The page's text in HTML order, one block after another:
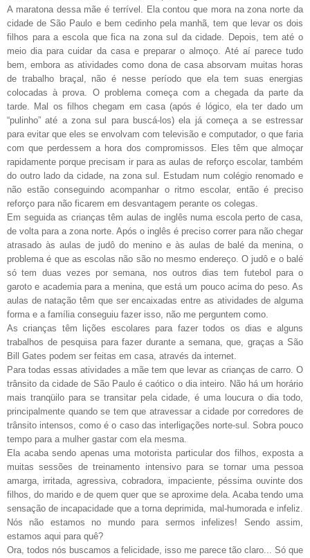
A maratona dessa mãe é terrível. Ela contou que mora na zona norte da
cidade de São Paulo e bem cedinho pela manhã, tem que levar os dois
filhos para a escola que fica na zona sul da cidade. Depois, tem até o
meio dia para cuidar da casa e preparar o almoço. Até aí parece tudo
bem, embora as atividades como dona de casa absorvam muitas horas
de trabalho braçal, não é nesse período que ela tem suas energias
colocadas à prova. O problema começa com a chegada da parte da
tarde. Mal os filhos chegam em casa (após é lógico, ela ter dado um
“pulinho” até a zona sul para buscá-los) ela já começa a se estressar
para evitar que eles se envolvam com televisão e computador, o que faria
com que perdessem a hora dos compromissos. Eles têm que almoçar
rapidamente porque precisam ir para as aulas de reforço escolar, também
do outro lado da cidade, na zona sul. Estudam num colégio renomado e
não estão conseguindo acompanhar o ritmo escolar, então é preciso
reforço para não ficarem em desvantagem perante os colegas.
Em seguida as crianças têm aulas de inglês numa escola perto de casa,
de volta para a zona norte. Após o inglês é preciso correr para não chegar
atrasado às aulas de judô do menino e às aulas de balé da menina, o
problema é que as escolas não são no mesmo endereço. O judô e o balé
só tem duas vezes por semana, nos outros dias tem futebol para o
garoto e academia para a menina, que está um pouco acima do peso. As
aulas de natação têm que ser encaixadas entre as atividades de alguma
forma e a família conseguiu fazer isso, não me perguntem como.
As crianças têm lições escolares para fazer todos os dias e alguns
trabalhos de pesquisa para fazer durante a semana, que, graças a São
Bill Gates podem ser feitas em casa, através da internet.
Para todas essas atividades a mãe tem que levar as crianças de carro. O
trânsito da cidade de São Paulo é caótico o dia inteiro. Não há um horário
mais tranqüilo para se transitar pela cidade, é uma loucura o dia todo,
principalmente quando se tem que atravessar a cidade por corredores de
trânsito intensos, como é o caso das interligações norte-sul. Sobra pouco
tempo para a mulher gastar com ela mesma.
Ela acaba sendo apenas uma motorista particular dos filhos, exposta a
muitas sessões de treinamento intensivo para se tornar uma pessoa
amarga, irritada, agressiva, cobradora, impaciente, péssima ouvinte dos
filhos, do marido e de quem quer que se aproxime dela. Acaba tendo uma
sensação de incapacidade que a torna deprimida, mal-humorada e infeliz.
Nós não estamos no mundo para sermos infelizes! Sendo assim,
estamos aqui para quê?
Ora, todos nós buscamos a felicidade, isso me parece tão claro... Só que